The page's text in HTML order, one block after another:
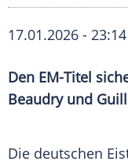
17.01.2026 -
Den EM-Titel
Beaudry und
Die deutschen